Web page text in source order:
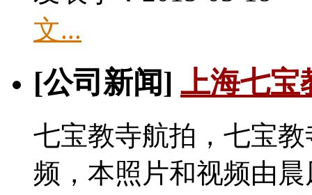
文...
[公司新闻] 上海七宝
七宝教寺航拍，七宝
频，本照片和视频由